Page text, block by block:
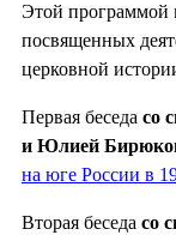
Этой программой
посвященных
церковной
Первая беседа со
и Юлией
на юге России в
Вторая беседа со